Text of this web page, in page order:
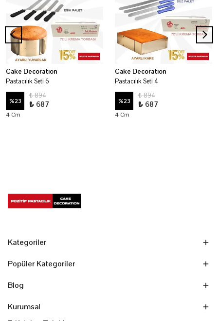
Cake Decoration
Pastacılık Seti 6
%23
₺ 894
₺ 687
4 Cm
Cake Decoration
Pastacılık Seti 4
%23
₺ 894
₺ 687
4 Cm
Kategoriler
Popüler Kategoriler
Blog
Kurumsal